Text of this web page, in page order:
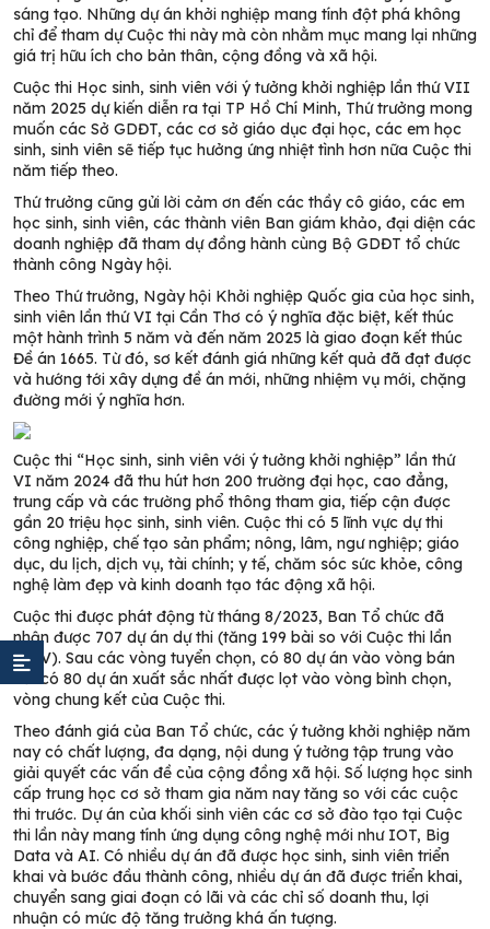
sáng tạo. Những dự án khởi nghiệp mang tính đột phá không
chỉ để tham dự Cuộc thi này mà còn nhằm mục mang lại những
giá trị hữu ích cho bản thân, cộng đồng và xã hội.
Cuộc thi Học sinh, sinh viên với ý tưởng khởi nghiệp lần thứ VII
năm 2025 dự kiến diễn ra tại TP Hồ Chí Minh, Thứ trưởng mong
muốn các Sở GDĐT, các cơ sở giáo dục đại học, các em học
sinh, sinh viên sẽ tiếp tục hưởng ứng nhiệt tình hơn nữa Cuộc thi
năm tiếp theo.
Thứ trưởng cũng gửi lời cảm ơn đến các thầy cô giáo, các em
học sinh, sinh viên, các thành viên Ban giám khảo, đại diện các
doanh nghiệp đã tham dự đồng hành cùng Bộ GDĐT tổ chức
thành công Ngày hội.
Theo Thứ trưởng, Ngày hội Khởi nghiệp Quốc gia của học sinh,
sinh viên lần thứ VI tại Cần Thơ có ý nghĩa đặc biệt, kết thúc
một hành trình 5 năm và đến năm 2025 là giao đoạn kết thúc
Đề án 1665. Từ đó, sơ kết đánh giá những kết quả đã đạt được
và hướng tới xây dựng đề án mới, những nhiệm vụ mới, chặng
đường mới ý nghĩa hơn.
Cuộc thi “Học sinh, sinh viên với ý tưởng khởi nghiệp” lần thứ
VI năm 2024 đã thu hút hơn 200 trường đại học, cao đẳng,
trung cấp và các trường phổ thông tham gia, tiếp cận được
gần 20 triệu học sinh, sinh viên. Cuộc thi có 5 lĩnh vực dự thi
công nghiệp, chế tạo sản phẩm; nông, lâm, ngư nghiệp; giáo
dục, du lịch, dịch vụ, tài chính; y tế, chăm sóc sức khỏe, công
nghệ làm đẹp và kinh doanh tạo tác động xã hội.
Cuộc thi được phát động từ tháng 8/2023, Ban Tổ chức đã
nhận được 707 dự án dự thi (tăng 199 bài so với Cuộc thi lần
thứ V). Sau các vòng tuyển chọn, có 80 dự án vào vòng bán
kết có 80 dự án xuất sắc nhất được lọt vào vòng bình chọn,
vòng chung kết của Cuộc thi.
Theo đánh giá của Ban Tổ chức, các ý tưởng khởi nghiệp năm
nay có chất lượng, đa dạng, nội dung ý tưởng tập trung vào
giải quyết các vấn đề của cộng đồng xã hội. Số lượng học sinh
cấp trung học cơ sở tham gia năm nay tăng so với các cuộc
thi trước. Dự án của khối sinh viên các cơ sở đào tạo tại Cuộc
thi lần này mang tính ứng dụng công nghệ mới như IOT, Big
Data và AI. Có nhiều dự án đã được học sinh, sinh viên triển
khai và bước đầu thành công, nhiều dự án đã được triển khai,
chuyển sang giai đoạn có lãi và các chỉ số doanh thu, lợi
nhuận có mức độ tăng trưởng khá ấn tượng.